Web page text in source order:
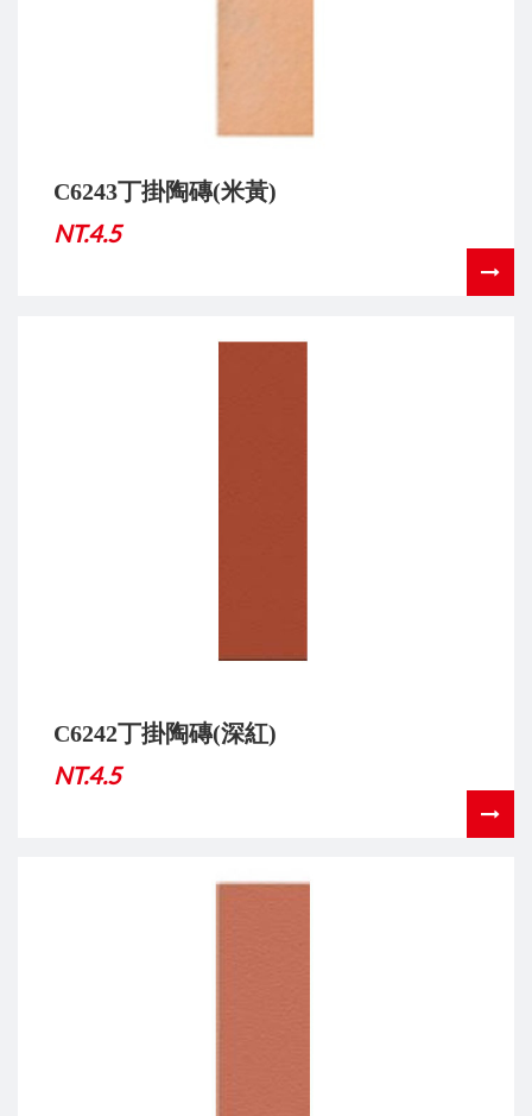
C6243丁掛陶磚(米黃)
NT.4.5
C6242丁掛陶磚(深紅)
NT.4.5